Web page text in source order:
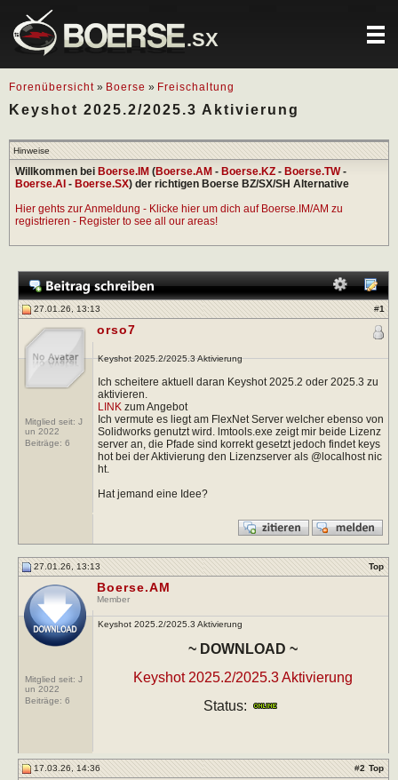
.SX
Forenübersicht » Boerse » Freischaltung
Keyshot 2025.2/2025.3 Aktivierung
Hinweise
Willkommen bei Boerse.IM (Boerse.AM - Boerse.KZ - Boerse.TW-
Boerse.AI - Boerse.SX) der richtigen Boerse BZ/SX/SH Alternative
Hier gehts zur Anmeldung - Klicke hier um dich auf Boerse.IM/AM zu
registrieren - Register to see all our areas!
27.01.26, 13:13 #1
Mitglied seit: J
un 2022
Beiträge: 6
orso7
Keyshot 2025.2/2025.3 Aktivierung
Ich scheitere aktuell daran Keyshot 2025.2 oder 2025.3 zu
aktivieren.
LINK zum Angebot
Ich vermute es liegt am FlexNet Server welcher ebenso von
Solidworks genutzt wird. lmtools.exe zeigt mir beide Lizenz
server an, die Pfade sind korrekt gesetzt jedoch findet keys
hot bei der Aktivierung den Lizenzserver als @localhost nic
ht.
Hat jemand eine Idee?
27.01.26, 13:13 Top
Mitglied seit: J
un 2022
Beiträge: 6
Boerse.AM
Member
Keyshot 2025.2/2025.3 Aktivierung
~ DOWNLOAD ~
Keyshot 2025.2/2025.3 Aktivierung
Status:
17.03.26, 14:36 #2 Top